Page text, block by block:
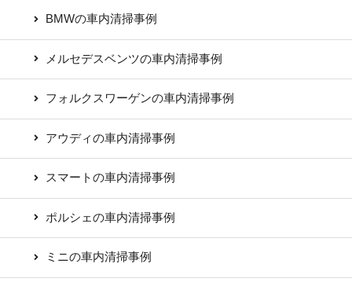
BMWの車内清掃事例
メルセデスベンツの車内清掃事例
フォルクスワーゲンの車内清掃事例
アウディの車内清掃事例
スマートの車内清掃事例
ポルシェの車内清掃事例
ミニの車内清掃事例